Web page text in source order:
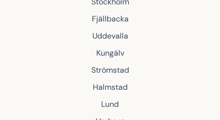
Fjällbacka
Uddevalla
Kungälv
Strömstad
Halmstad
Lund